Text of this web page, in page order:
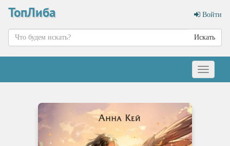
ТопЛиба Войти
Искать
Меню